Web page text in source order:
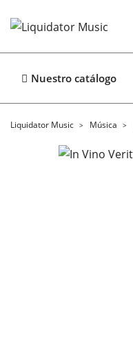
Nuestro catálogo
Liquidator Music Música